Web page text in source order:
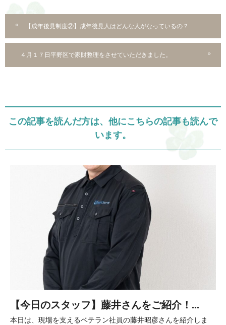
【成年後見制度②】成年後見人はどんな人がなっているの？
４月１７日平野区で家財整理をさせていただきました。
この記事を読んだ方は、他にこちらの記事も読んで
います。
【今日のスタッフ】藤井さんをご紹介！...
本日は、現場を支えるベテラン社員の藤井昭彦さんを紹介しま